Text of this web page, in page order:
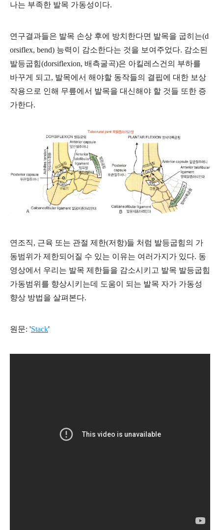
나는 부족한 발목 가동성이다.
연구결과들은 발목 손상 후에 방치한다면 발목을 굽히는(d
orsiflex, bend) 능력이 감소한다는 것을 보여주었다. 감소된
발등굽힘(dorsiflexion, 배측굴곡)은 아킬레스건의 부하를
바꾸게 되고, 발목에서 해야할 동작들의 결핍에 대한 보상
작용으로 인해 무릎에서 발목을 대신해야 할 것들 또한 증
가한다.
연조직, 근육 또는 관절 제한(저항)들 처럼 발등굽힘의 가
동범위가 제한되어질 수 있는 이유는 여러가지가 있다. 동
영상에서 우리는 발목 제한들을 감소시키고 발목 발등굽힘
가동범위를 향상시키는데 도움이 되는 발목 자가 가동성
향상 방법을 살펴본다.
원문: 'Stack'